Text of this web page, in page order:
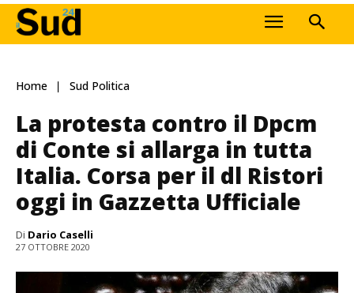
Home Sud Politica
La protesta contro il Dpcm
di Conte si allarga in tutta
Italia. Corsa per il dl Ristori
oggi in Gazzetta Ufficiale
Di Dario Caselli
27 OTTOBRE 2020